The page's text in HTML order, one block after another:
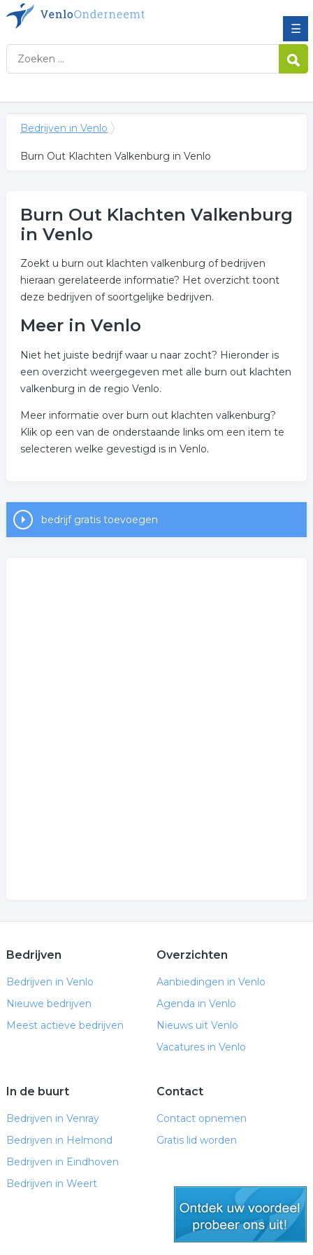
☰
Bedrijven in Venlo
Burn Out Klachten Valkenburg in Venlo
Burn Out Klachten Valkenburg
in Venlo
Zoekt u burn out klachten valkenburg of bedrijven
hieraan gerelateerde informatie? Het overzicht toont
deze bedrijven of soortgelijke bedrijven.
Meer in Venlo
Niet het juiste bedrijf waar u naar zocht? Hieronder is
een overzicht weergegeven met alle burn out klachten
valkenburg in de regio Venlo.
Meer informatie over burn out klachten valkenburg?
Klik op een van de onderstaande links om een item te
selecteren welke gevestigd is in Venlo.
bedrijf gratis toevoegen
Bedrijven
Bedrijven in Venlo
Nieuwe bedrijven
Meest actieve bedrijven
Overzichten
Aanbiedingen in Venlo
Agenda in Venlo
Nieuws uit Venlo
Vacatures in Venlo
In de buurt
Bedrijven in Venray
Bedrijven in Helmond
Bedrijven in Eindhoven
Bedrijven in Weert
Contact
Contact opnemen
Gratis lid worden